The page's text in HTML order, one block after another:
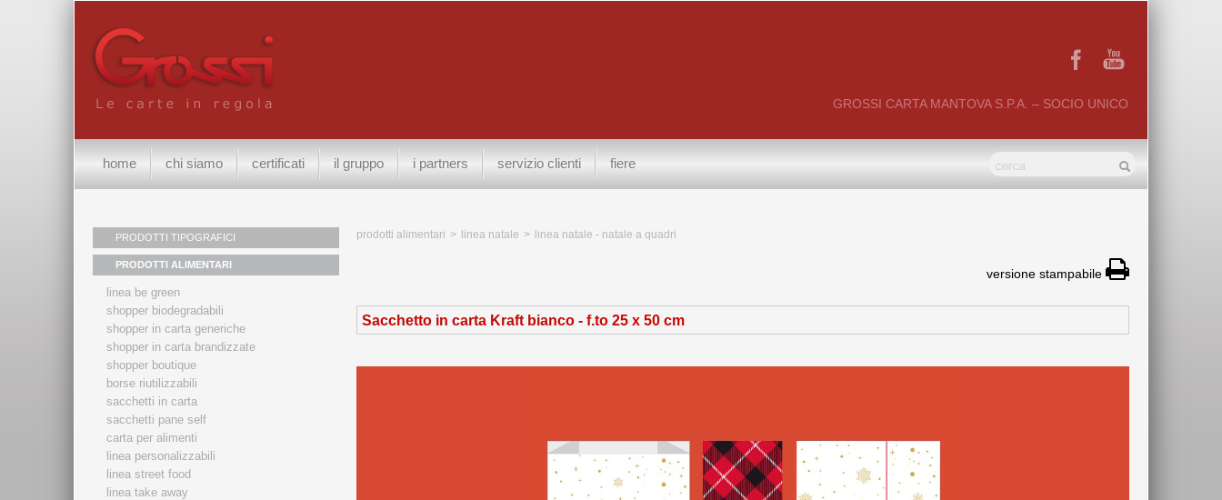
GROSSI CARTA MANTOVA S.P.A. – SOCIO UNICO
home chi siamo certificati il gruppo i partners servizio clienti fiere
PRODOTTI TIPOGRAFICI
PRODOTTI ALIMENTARI
linea be green
shopper biodegradabili
shopper in carta generiche
shopper in carta brandizzate
shopper boutique
borse riutilizzabili
sacchetti in carta
sacchetti pane self
carta per alimenti
linea personalizzabili
linea street food
linea take away
prodotti alimentari > linea natale > linea natale - natale a quadri
versione stampabile
Sacchetto in carta Kraft bianco - f.to 25 x 50 cm